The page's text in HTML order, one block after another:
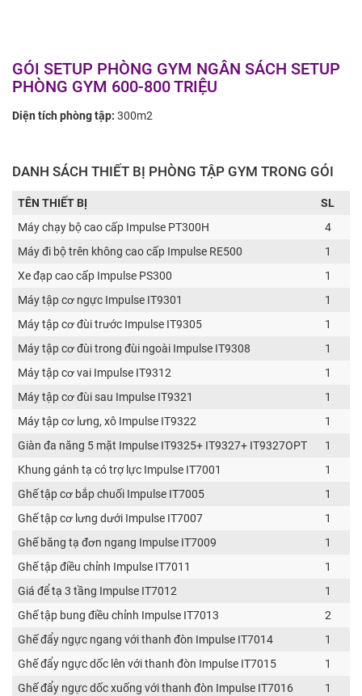
GÓI SETUP PHÒNG GYM NGÂN SÁCH SETUP
PHÒNG GYM 600-800 TRIỆU
Diện tích phòng tập: 300m2
DANH SÁCH THIẾT BỊ PHÒNG TẬP GYM TRONG GÓI
TÊN THIẾT BỊ
SL
Máy chạy bộ cao cấp Impulse PT300H
4
Máy đi bộ trên không cao cấp Impulse RE500
1
Xe đạp cao cấp Impulse PS300
1
Máy tập cơ ngực Impulse IT9301
1
Máy tập cơ đùi trước Impulse IT9305
1
Máy tập cơ đùi trong đùi ngoài Impulse IT9308
1
Máy tập cơ vai Impulse IT9312
1
Máy tập cơ đùi sau Impulse IT9321
1
Máy tập cơ lưng, xô Impulse IT9322
1
Giàn đa năng 5 mặt Impulse IT9325+ IT9327+ IT9327OPT
1
Khung gánh tạ có trợ lực Impulse IT7001
1
Ghế tập cơ bắp chuối Impulse IT7005
1
Ghế tập cơ lưng dưới Impulse IT7007
1
Ghế băng tạ đơn ngang Impulse IT7009
1
Ghế tập điều chỉnh Impulse IT7011
1
Giá để tạ 3 tầng Impulse IT7012
1
Ghế tập bung điều chỉnh Impulse IT7013
2
Ghế đẩy ngực ngang với thanh đòn Impulse IT7014
1
Ghế đẩy ngực dốc lên với thanh đòn Impulse IT7015
1
Ghế đẩy ngực dốc xuống với thanh đòn Impulse IT7016
1